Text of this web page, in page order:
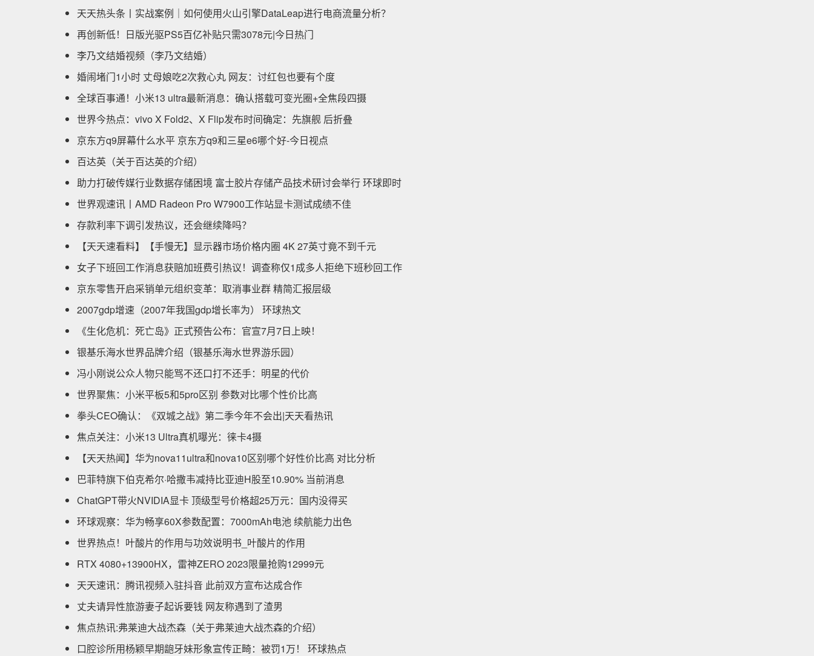
天天热头条丨实战案例｜如何使用火山引擎DataLeap进行电商流量分析？
再创新低！日版光驱PS5百亿补贴只需3078元|今日热门
李乃文结婚视频（李乃文结婚）
婚闹堵门1小时 丈母娘吃2次救心丸 网友：讨红包也要有个度
全球百事通！小米13 ultra最新消息：确认搭载可变光圈+全焦段四摄
世界今热点：vivo X Fold2、X Flip发布时间确定：先旗舰 后折叠
京东方q9屏幕什么水平 京东方q9和三星e6哪个好-今日视点
百达英（关于百达英的介绍）
助力打破传媒行业数据存储困境 富士胶片存储产品技术研讨会举行 环球即时
世界观速讯丨AMD Radeon Pro W7900工作站显卡测试成绩不佳
存款利率下调引发热议，还会继续降吗？
【天天速看料】【手慢无】显示器市场价格内圈 4K 27英寸竟不到千元
女子下班回工作消息获赔加班费引热议！调查称仅1成多人拒绝下班秒回工作
京东零售开启采销单元组织变革：取消事业群 精简汇报层级
2007gdp增速（2007年我国gdp增长率为） 环球热文
《生化危机：死亡岛》正式预告公布：官宣7月7日上映！
银基乐海水世界品牌介绍（银基乐海水世界游乐园）
冯小刚说公众人物只能骂不还口打不还手：明星的代价
世界聚焦：小米平板5和5pro区别 参数对比哪个性价比高
拳头CEO确认：《双城之战》第二季今年不会出|天天看热讯
焦点关注：小米13 Ultra真机曝光：徕卡4摄
【天天热闻】华为nova11ultra和nova10区别哪个好性价比高 对比分析
巴菲特旗下伯克希尔·哈撒韦减持比亚迪H股至10.90% 当前消息
ChatGPT带火NVIDIA显卡 顶级型号价格超25万元：国内没得买
环球观察：华为畅享60X参数配置：7000mAh电池 续航能力出色
世界热点！叶酸片的作用与功效说明书_叶酸片的作用
RTX 4080+13900HX，雷神ZERO 2023限量抢购12999元
天天速讯：腾讯视频入驻抖音 此前双方宣布达成合作
丈夫请异性旅游妻子起诉要钱 网友称遇到了渣男
焦点热讯:弗莱迪大战杰森（关于弗莱迪大战杰森的介绍）
口腔诊所用杨颖早期龅牙妹形象宣传正畸：被罚1万！ 环球热点